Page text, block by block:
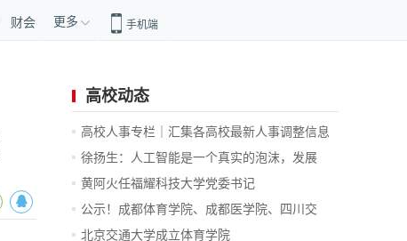
财会 更多 手机端
高校动态
高校人事专栏｜汇集各高校最新人事调整信息
徐扬生：人工智能是一个真实的泡沫，发展
前...
黄阿火任福耀科技大学党委书记
公示！成都体育学院、成都医学院、四川交
通...
北京交通大学成立体育学院